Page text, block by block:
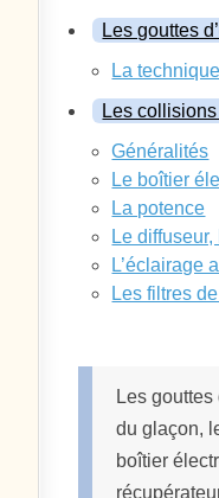
Les gouttes
La
Les
Généralités
Le boîtier
La potence
Le
L’éclairage
Les filtres
Les
du glaçon,
boîtier